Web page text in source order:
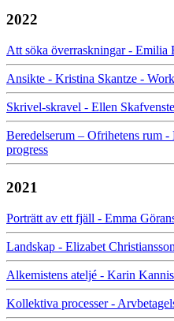
2022
Att söka överraskningar -
Ansikte - Kristina Skantze -
Skrivel-skravel - Ellen
Beredelserum – Ofrihetens rum
progress
2021
Porträtt av ett fjäll - Emma
Landskap - Elizabet
Alkemistens ateljé - Karin
Kollektiva processer -